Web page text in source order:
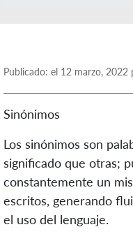
Publicado: el 12 marzo,
Sinónimos
Los sinónimos son
significado que otras;
constantemente un
escritos, generando
el uso del lenguaje.